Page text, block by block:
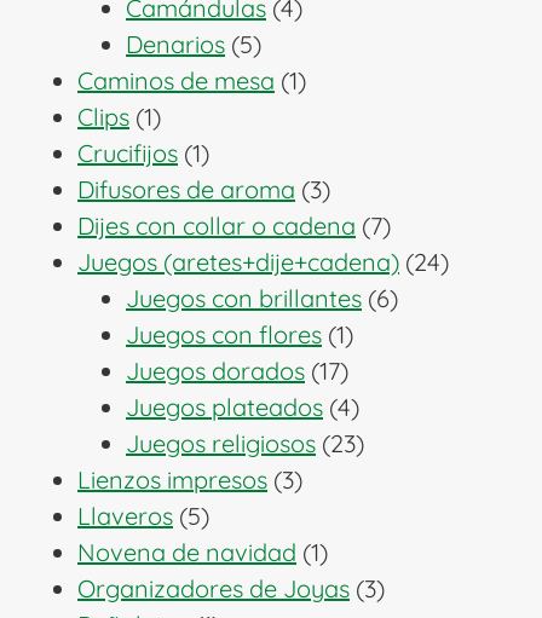
Camándulas 44
Denarios 55
productos
Caminos de mesa 11
Clips 11
producto
Crucifijos 11
producto
Difusores de aroma 33
productos
Dijes con collar o cadena 77
productos
Juegos (aretes+dije+cadena) 2424
Juegos con brillantes 66
Juegos con flores 11
producto
Juegos dorados 1717
productos
Juegos plateados 44
productos
Juegos religiosos 2323
Lienzos impresos 33
Llaveros 55
productos
Novena de navidad 11
producto
Organizadores de Joyas 33